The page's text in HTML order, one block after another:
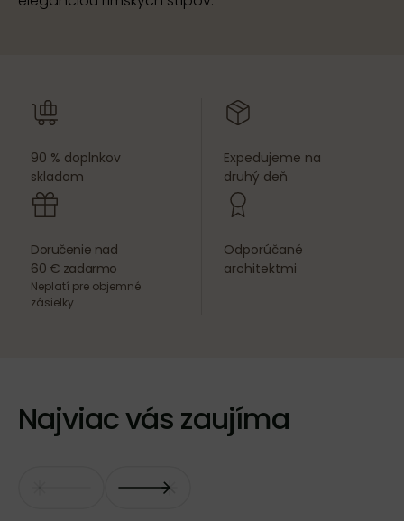
90 % doplnkov
skladom
Expedujeme na
druhý deň
Doručenie nad
60 € zadarmo
Neplatí pre objemné
zásielky.
Odporúčané
architektmi
Najviac vás zaujíma